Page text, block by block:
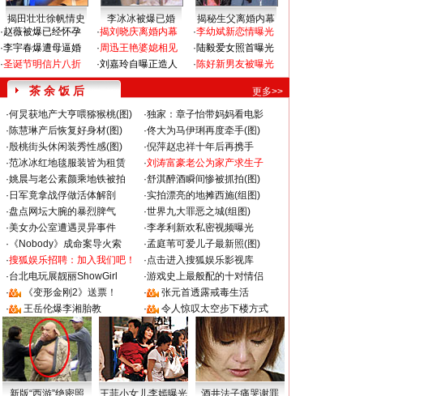
揭田壮壮徐帆情史 李冰冰被爆已婚
揭秘生父离婚内幕
·赵薇被爆已经怀孕
·李宇春爆遭母逼婚
·圣诞节明信片八折
·揭刘晓庆离婚内幕
·周迅王艳婆媳相见
·刘嘉玲自曝正造人
·李幼斌新恋情曝光
·陆毅爱女照首曝光
·陈好新男友被曝光
茶 余 饭 后
更多>>
·何炅获地产大亨喂猕猴桃(图) ·独家：章子怡带妈妈看电影
·陈慧琳产后恢复好身材(图) ·佟大为马伊琍再度牵手(图)
·殷桃街头休闲装秀性感(图) ·倪萍赵忠祥十年后再携手
·范冰冰红地毯服装皆为租赁 ·刘涛富豪老公为家产求生子
·姚晨与老公素颜乘地铁被拍 ·舒淇醉酒瞬间惨被抓拍(图)
· 日军竟拿战俘做活体解剖 ·实拍漂亮的地摊西施(组图)
·盘点网坛大腕的暴烈脾气 ·世界九大罪恶之城(组图)
·美女办公室遭遇灵异事件 ·李孝利新欢私密视频曝光
· 《Nobody》成命案导火索 ·孟庭苇可爱儿子最新照(图)
·搜狐娱乐招聘：加入我们吧！ ·点击进入搜狐娱乐影视库
·台北电玩展靓丽ShowGirl ·游戏史上最般配的十对情侣
·
《变形金刚2》送票！ ·
张元首透露戒毒生活
·
王岳伦爆李湘胎教 · 令人惊叹太空步下楼方式
新版“西游”绝密照 王菲小女儿李嫣曝光 酒井法子痛哭谢罪